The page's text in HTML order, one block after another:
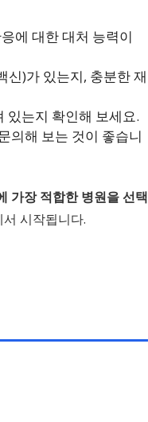
에 대한 대처 능력이
신)가 있는지, 충분한 재
있는지 확인해 보세요.
의해 보는 것이 좋습니
가장 적합한 병원을 선택
시작됩니다.